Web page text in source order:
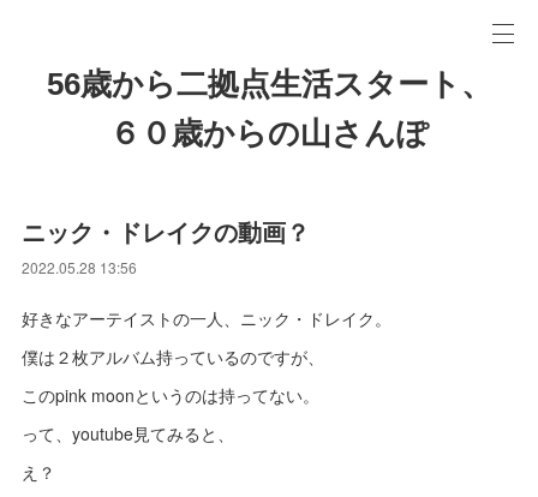
56歳から二拠点生活スタート、
６０歳からの山さんぽ
ニック・ドレイクの動画？
2022.05.28 13:56
好きなアーテイストの一人、ニック・ドレイク。
僕は２枚アルバム持っているのですが、
このpink moonというのは持ってない。
って、youtube見てみると、
え？